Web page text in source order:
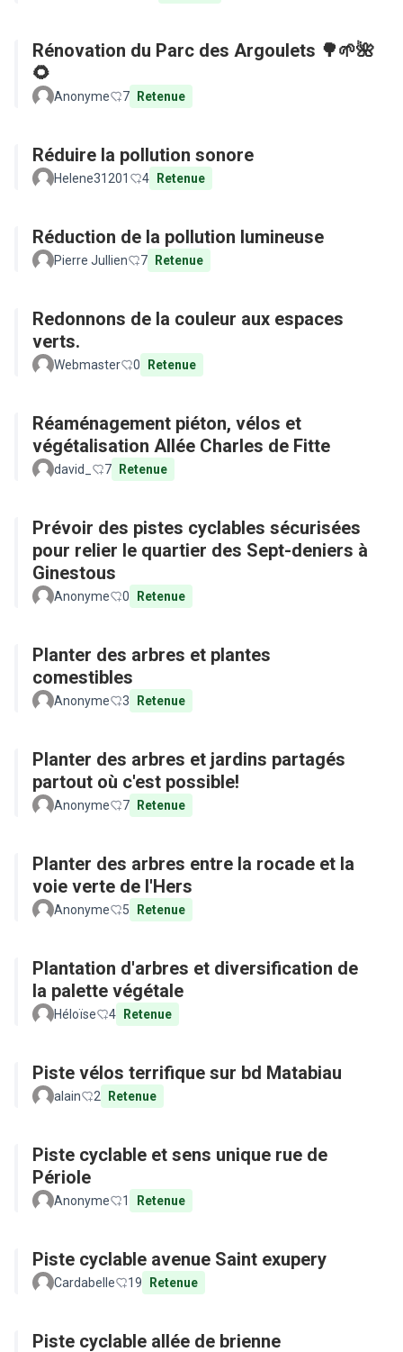
Rénovation du Parc des Argoulets 🌳🌱🌺
🌻
Anonyme 7 Retenue
Réduire la pollution sonore
Helene31201 4 Retenue
Réduction de la pollution lumineuse
Pierre Jullien 7 Retenue
Redonnons de la couleur aux espaces
verts.
Webmaster 0 Retenue
Réaménagement piéton, vélos et
végétalisation Allée Charles de Fitte
david_ 7 Retenue
Prévoir des pistes cyclables sécurisées
pour relier le quartier des Sept-deniers à
Ginestous
Anonyme 0 Retenue
Planter des arbres et plantes
comestibles
Anonyme 3 Retenue
Planter des arbres et jardins partagés
partout où c'est possible!
Anonyme 7 Retenue
Planter des arbres entre la rocade et la
voie verte de l'Hers
Anonyme 5 Retenue
Plantation d'arbres et diversification de
la palette végétale
Héloïse 4 Retenue
Piste vélos terrifique sur bd Matabiau
alain 2 Retenue
Piste cyclable et sens unique rue de
Périole
Anonyme 1 Retenue
Piste cyclable avenue Saint exupery
Cardabelle 19 Retenue
Piste cyclable allée de brienne